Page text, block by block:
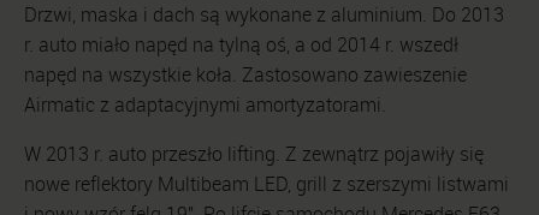
Drzwi, maska i dach są wykonane z aluminium. Do 2013
r. auto miało napęd na tylną oś, a od 2014 r. wszedł
napęd na wszystkie koła. Zastosowano zawieszenie
Airmatic z adaptacyjnymi amortyzatorami.
W 2013 r. auto przeszło lifting. Z zewnątrz pojawiły się
nowe reflektory Multibeam LED, grill z szerszymi listwami